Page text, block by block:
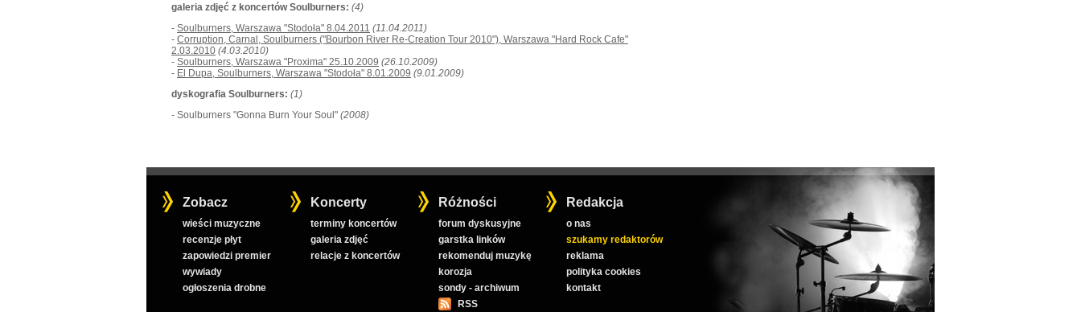
galeria zdjęć z koncertów Soulburners: (4)
- Soulburners, Warszawa "Stodoła" 8.04.2011 (11.04.2011)
- Corruption, Carnal, Soulburners ("Bourbon River Re-Creation Tour 2010"), Warszawa "Hard Rock Cafe"
2.03.2010 (4.03.2010)
- Soulburners, Warszawa "Proxima" 25.10.2009 (26.10.2009)
- El Dupa, Soulburners, Warszawa "Stodoła" 8.01.2009 (9.01.2009)
dyskografia Soulburners: (1)
- Soulburners "Gonna Burn Your Soul" (2008)
Zobacz
wieści muzyczne
recenzje płyt
zapowiedzi premier
wywiady
ogłoszenia drobne
Koncerty
terminy koncertów
galeria zdjęć
relacje z koncertów
Różności
forum dyskusyjne
garstka linków
rekomenduj muzykę
korozja
sondy - archiwum
RSS
Redakcja
o nas
szukamy redaktorów
reklama
polityka cookies
kontakt